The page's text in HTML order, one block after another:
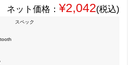
ネット価格： ¥2,042(税込)
スペック